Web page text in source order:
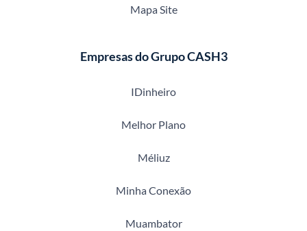
Mapa Site
Empresas do Grupo CASH3
IDinheiro
Melhor Plano
Méliuz
Minha Conexão
Muambator